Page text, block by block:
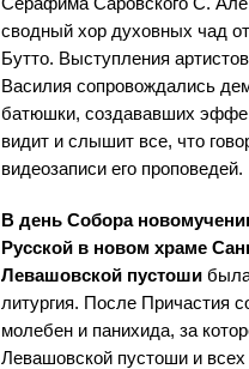
сводный хор духовных чад
Бутто. Выступления
Василия сопровождались
батюшки, создававших
видит и слышит все, что
видеозаписи его проповедей.
В день Собора
Русской в новом храме
Левашовской пустоши
литургия. После Причастия
молебен и панихида, за
Левашовской пустоши и